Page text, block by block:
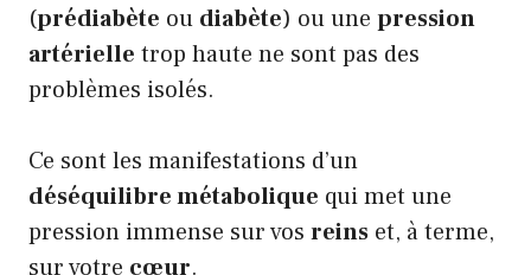
(prédiabète ou diabète) ou une pression
artérielle trop haute ne sont pas des
problèmes isolés.
Ce sont les manifestations d’un
déséquilibre métabolique qui met une
pression immense sur vos reins et, à terme,
sur votre cœur.